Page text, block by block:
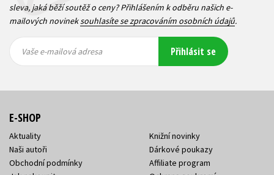
sleva, jaká běží soutěž o ceny? Přihlášením k odběru našich e-
mailových novineksouhlasíte se zpracováním osobních údajů.
mailová
mailová
Vaše e-mailová adresa Přihlásit se
E-SHOP
Aktuality
Naši autoři
Obchodní podmínky
Knižní novinky
Dárkové poukazy
Affiliate program